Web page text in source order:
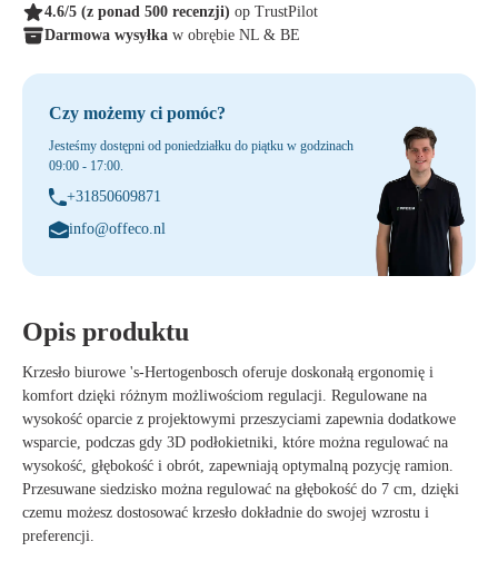
4.6/5 (z ponad 500 recenzji) op TrustPilot
Darmowa wysyłka w obrębie NL & BE
Czy możemy ci pomóc?
Jesteśmy dostępni od poniedziałku do piątku w godzinach
09:00 - 17:00.
+31850609871
info@offeco.nl
Opis produktu
Krzesło biurowe 's-Hertogenbosch oferuje doskonałą ergonomię i
komfort dzięki różnym możliwościom regulacji. Regulowane na
wysokość oparcie z projektowymi przeszyciami zapewnia dodatkowe
wsparcie, podczas gdy 3D podłokietniki, które można regulować na
wysokość, głębokość i obrót, zapewniają optymalną pozycję ramion.
Przesuwane siedzisko można regulować na głębokość do 7 cm, dzięki
czemu możesz dostosować krzesło dokładnie do swojej wzrostu i
preferencji.